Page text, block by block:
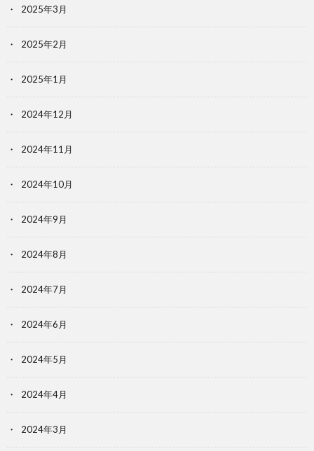
2025年3月
2025年2月
2025年1月
2024年12月
2024年11月
2024年10月
2024年9月
2024年8月
2024年7月
2024年6月
2024年5月
2024年4月
2024年3月